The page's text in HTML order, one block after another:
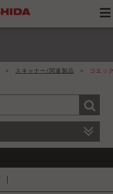
> スキャナー/関連製品 >
コエッ